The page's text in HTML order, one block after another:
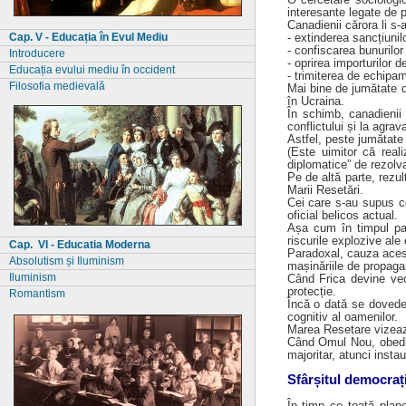
interesante legate de
Canadienii cărora li s-
- extinderea
- confiscarea
- oprirea importurilor
- trimiterea de
Mai bine de jumătate
în Ucraina.
În schimb,
conflictului și la
Astfel, peste
(Este uimitor că
diplomatice” de
Pe de altă parte,
Marii Resetări.
Cei care s-au supus
oficial belicos actual.
Așa cum în timpul
riscurile explozive ale
Paradoxal, cauza
mașinăriile de
Când Frica devine
protecție.
Încă o dată se
cognitiv al oamenilor.
Marea Resetare
Când Omul Nou,
majoritar, atunci
Sfârșitul
Cap. V - Educația în Evul Mediu
Introducere
Educația evului mediu în occident
Filosofia medievală
Cap. VI - Educatia Moderna
Absolutism și Iluminism
Iluminism
Romantism